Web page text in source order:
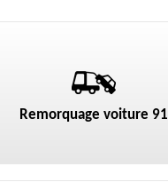
Remorquage voiture 91